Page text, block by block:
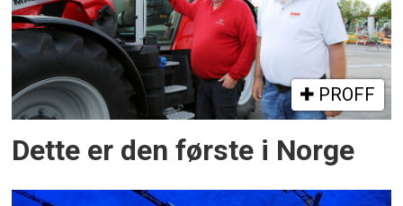
PROFF
Dette er den første i Norge